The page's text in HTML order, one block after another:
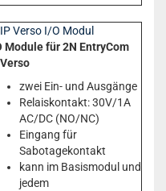
Module für 2N EntryCom
zwei Ein- und Ausgänge
Relaiskontakt: 30V/1A
AC/DC (NO/NC)
Eingang für
Sabotagekontakt
kann im Basismodul und
jedem